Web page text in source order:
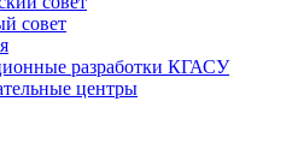
совет
разработки КГАСУ
центры